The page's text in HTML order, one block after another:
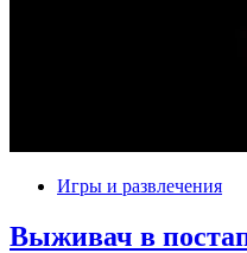
Игры и развлечения
Выживач в